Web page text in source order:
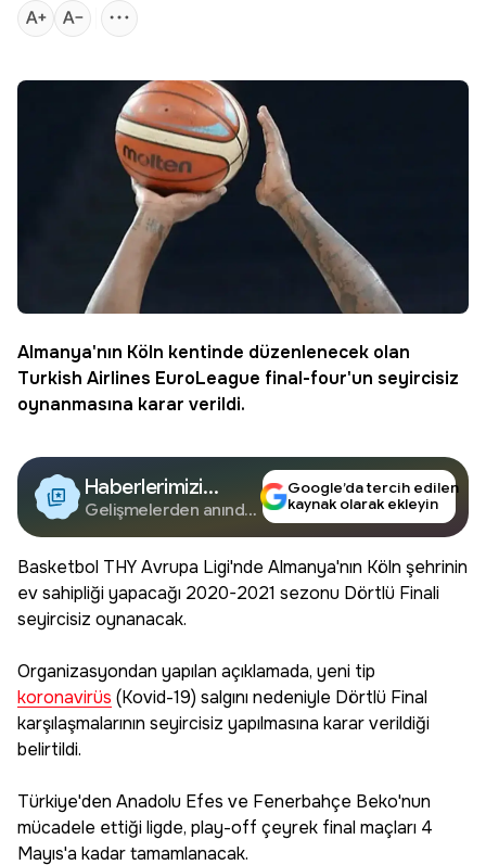
Almanya'nın Köln kentinde düzenlenecek olan
Turkish Airlines EuroLeague final-four'un seyircisiz
oynanmasına karar verildi.
Haberlerimizi
Google'da Takip
Edin
Gelişmelerden anında
Google’da tercih edilen
kaynak olarak ekleyin
Basketbol THY Avrupa Ligi'nde Almanya'nın Köln şehrinin
ev sahipliği yapacağı 2020-2021 sezonu Dörtlü Finali
seyircisiz oynanacak.
Organizasyondan yapılan açıklamada, yeni tip
koronavirüs (Kovid-19) salgını nedeniyle Dörtlü Final
karşılaşmalarının seyircisiz yapılmasına karar verildiği
belirtildi.
Türkiye'den Anadolu Efes ve Fenerbahçe Beko'nun
mücadele ettiği ligde, play-off çeyrek final maçları 4
Mayıs'a kadar tamamlanacak.